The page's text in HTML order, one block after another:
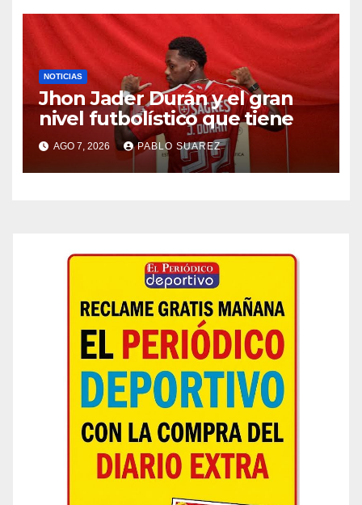
NOTICIAS
Jhon Jader Durán y el gran
nivel futbolístico que tiene
AGO 7, 2026 PABLO SUAREZ